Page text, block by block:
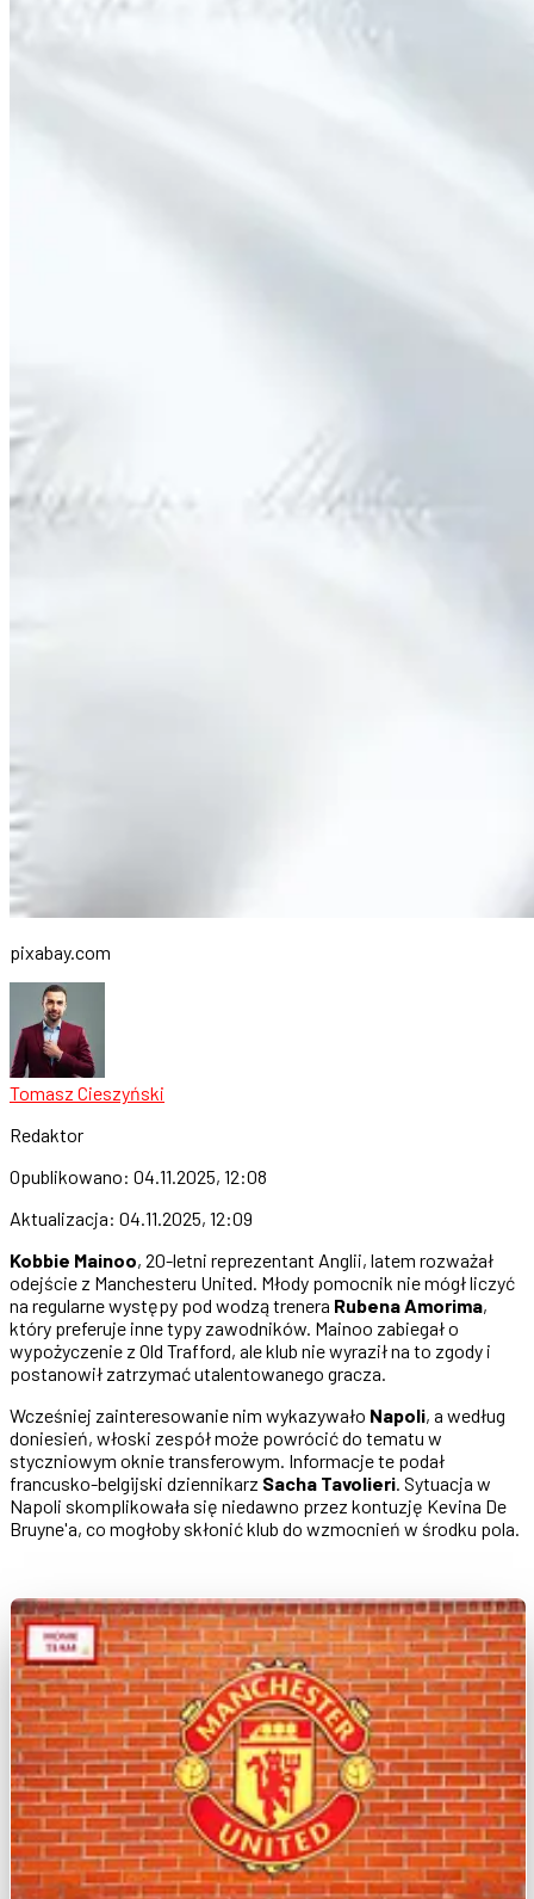
pixabay.com
Tomasz Cieszyński
Redaktor
Opublikowano: 04.11.2025, 12:08
Aktualizacja: 04.11.2025, 12:09
Kobbie Mainoo, 20-letni reprezentant Anglii, latem rozważał
odejście z Manchesteru United. Młody pomocnik nie mógł liczyć
na regularne występy pod wodzą trenera Rubena Amorima,
który preferuje inne typy zawodników. Mainoo zabiegał o
wypożyczenie z Old Trafford, ale klub nie wyraził na to zgody i
postanowił zatrzymać utalentowanego gracza.
Wcześniej zainteresowanie nim wykazywało Napoli, a według
doniesień, włoski zespół może powrócić do tematu w
styczniowym oknie transferowym. Informacje te podał
francusko-belgijski dziennikarz Sacha Tavolieri. Sytuacja w
Napoli skomplikowała się niedawno przez kontuzję Kevina De
Bruyne'a, co mogłoby skłonić klub do wzmocnień w środku pola.